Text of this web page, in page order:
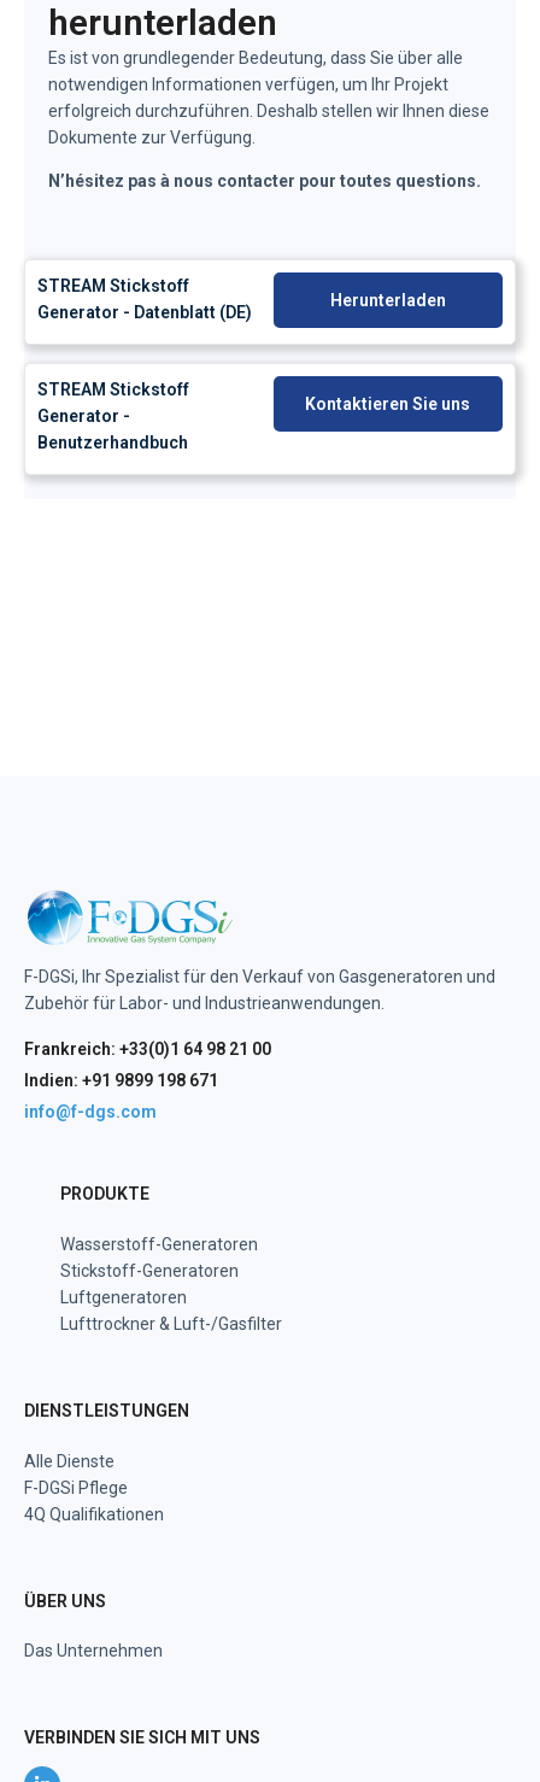
herunterladen
Es ist von grundlegender Bedeutung, dass Sie über alle
notwendigen Informationen verfügen, um Ihr Projekt
erfolgreich durchzuführen. Deshalb stellen wir Ihnen diese
Dokumente zur Verfügung.
N’hésitez pas à nous contacter pour toutes questions.
STREAM Stickstoff
Generator - Datenblatt (DE)
Herunterladen
STREAM Stickstoff
Generator -
Benutzerhandbuch
Kontaktieren Sie uns
F-DGSi, Ihr Spezialist für den Verkauf von Gasgeneratoren und
Zubehör für Labor- und Industrieanwendungen.
Frankreich: +33(0)1 64 98 21 00
Indien: +91 9899 198 671
info@f-dgs.com
PRODUKTE
Wasserstoff-Generatoren
Stickstoff-Generatoren
Luftgeneratoren
Lufttrockner & Luft-/Gasfilter
DIENSTLEISTUNGEN
Alle Dienste
F-DGSi Pflege
4Q Qualifikationen
ÜBER UNS
Das Unternehmen
VERBINDEN SIE SICH MIT UNS